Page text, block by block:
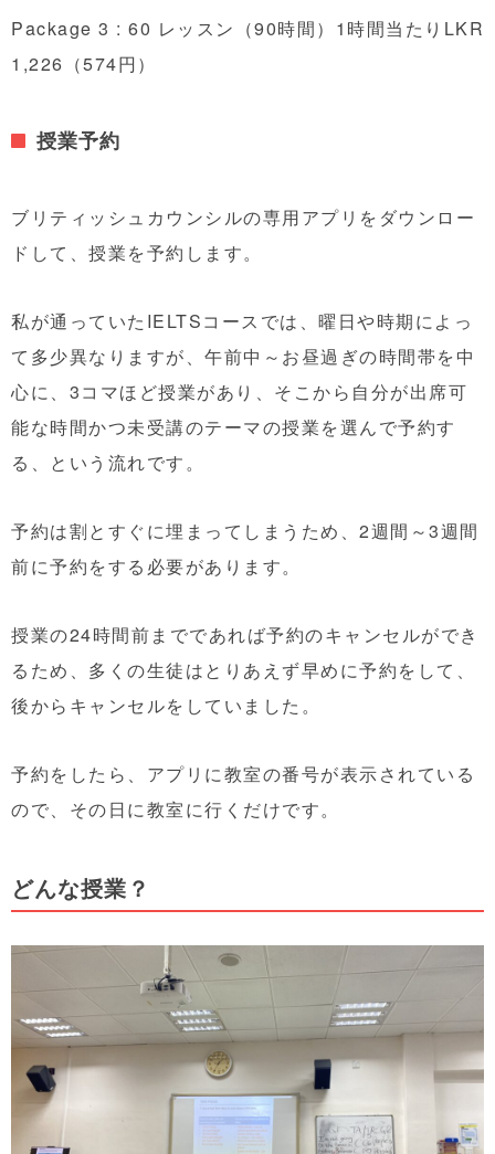
Package 3 : 60 レッスン（90時間）1時間当たり LKR
1,226（574円）
授業予約
ブリティッシュカウンシルの専用アプリをダウンロー
ドして、授業を予約します。
私が通っていたIELTSコースでは、曜日や時期によっ
て多少異なりますが、午前中～お昼過ぎの時間帯を中
心に、3コマほど授業があり、そこから自分が出席可
能な時間かつ未受講のテーマの授業を選んで予約す
る、という流れです。
予約は割とすぐに埋まってしまうため、2週間～3週間
前に予約をする必要があります。
授業の24時間前までであれば予約のキャンセルができ
るため、多くの生徒はとりあえず早めに予約をして、
後からキャンセルをしていました。
予約をしたら、アプリに教室の番号が表示されている
ので、その日に教室に行くだけです。
どんな授業？